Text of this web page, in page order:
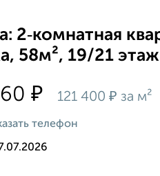
2‑комнатная
58м², 19/21 этаж
₽ 121 400₽ за м²
телефон